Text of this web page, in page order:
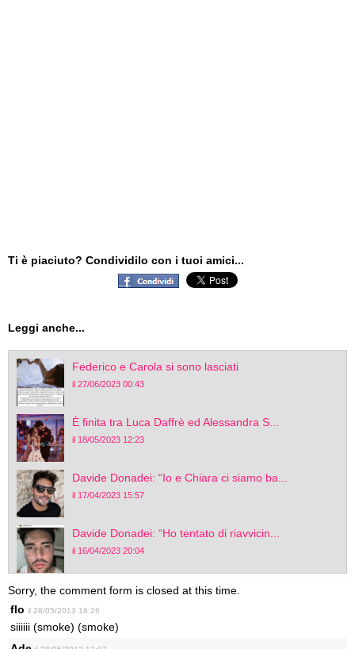
Ti è piaciuto? Condividilo con i tuoi amici...
Leggi anche...
Federico e Carola si sono lasciati
il 27/06/2023 00:43
È finita tra Luca Daffrè ed Alessandra S...
il 18/05/2023 12:23
Davide Donadei: “Io e Chiara ci siamo ba...
il 17/04/2023 15:57
Davide Donadei: “Ho tentato di riavvicin...
il 16/04/2023 20:04
Sorry, the comment form is closed at this time.
flo il 28/05/2013 18:26
siiiiii (smoke) (smoke)